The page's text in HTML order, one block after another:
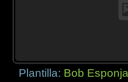
Plantilla: Bob Esponja